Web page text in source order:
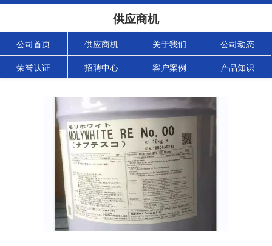
供应商机
公司首页 供应商机 关于我们 公司动态
荣誉认证 招聘中心 客户案例 产品知识